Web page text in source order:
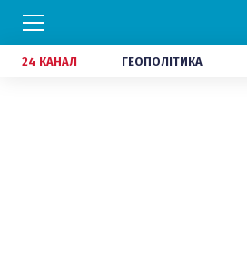
24 КАНАЛ ГЕОПОЛІТИКА